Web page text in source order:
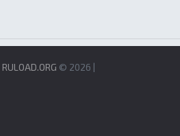
RULOAD.ORG © 2026 |